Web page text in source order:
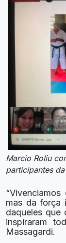
Marcio Roliu
participantes
mas da força
daqueles que
inspiraram
Massagardi.